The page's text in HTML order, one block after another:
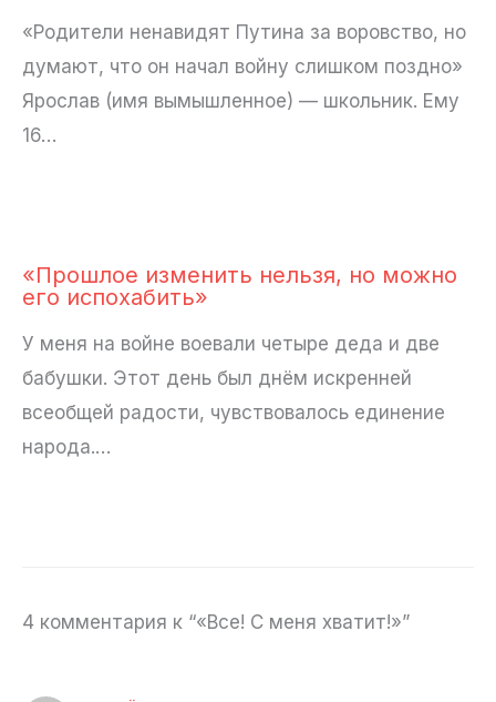
«Родители ненавидят Путина за воровство, но
думают, что он начал войну слишком поздно»
Ярослав (имя вымышленное) — школьник. Ему
16…
«Прошлое изменить нельзя, но можно
его испохабить»
У меня на войне воевали четыре деда и две
бабушки. Этот день был днём искренней
всеобщей радости, чувствовалось единение
народа.…
4 комментария к “«Все! С меня хватит!»”